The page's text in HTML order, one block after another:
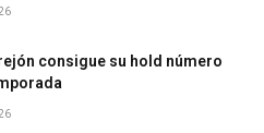
consigue su hold número